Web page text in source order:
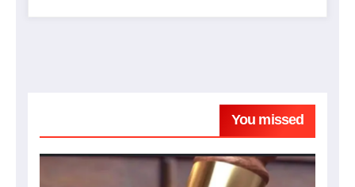
You missed